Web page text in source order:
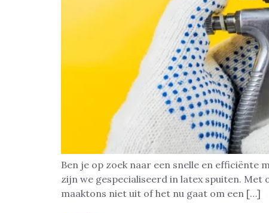
Ben je op zoek naar een snelle en efficiënte
zijn we gespecialiseerd in latex spuiten.
maaktons niet uit of het nu gaat om een […]